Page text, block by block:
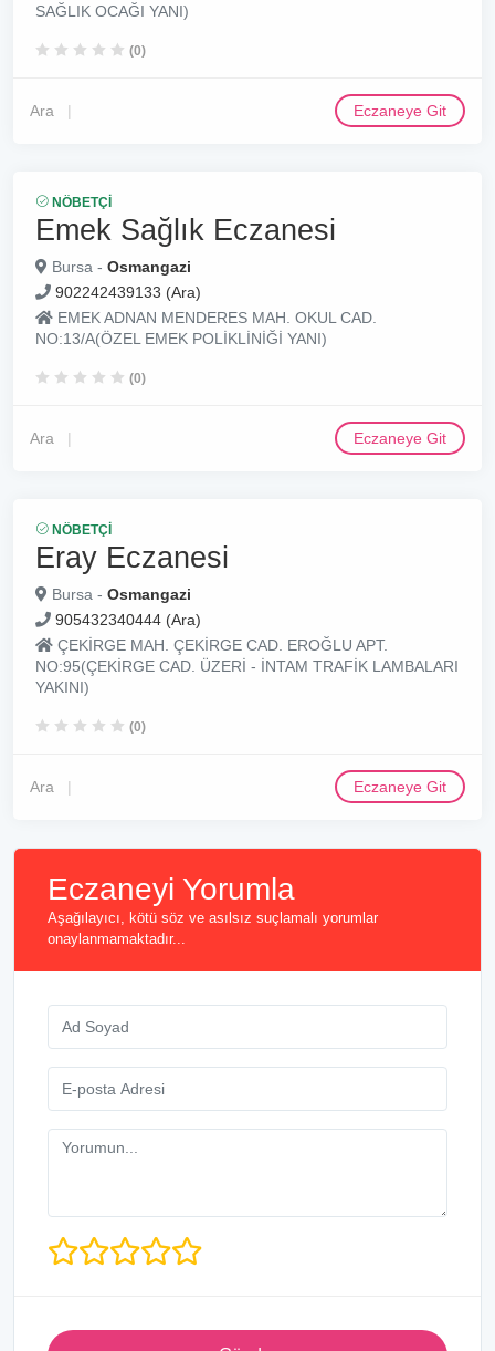
SAĞLIK OCAĞI YANI)
(0)
Ara Eczaneye Git
NÖBETÇI
Emek Sağlık Eczanesi
Bursa - Osmangazi
902242439133 (Ara)
EMEK ADNAN MENDERES MAH. OKUL CAD.
NO:13/A(ÖZEL EMEK POLİKLİNİĞİ YANI)
(0)
Ara Eczaneye Git
NÖBETÇI
Eray Eczanesi
Bursa - Osmangazi
905432340444 (Ara)
ÇEKİRGE MAH. ÇEKİRGE CAD. EROĞLU APT.
NO:95(ÇEKİRGE CAD. ÜZERİ - İNTAM TRAFİK LAMBALARI
YAKINI)
(0)
Ara Eczaneye Git
Eczaneyi Yorumla
Aşağılayıcı, kötü söz ve asılsız suçlamalı yorumlar
onaylanmamaktadır...